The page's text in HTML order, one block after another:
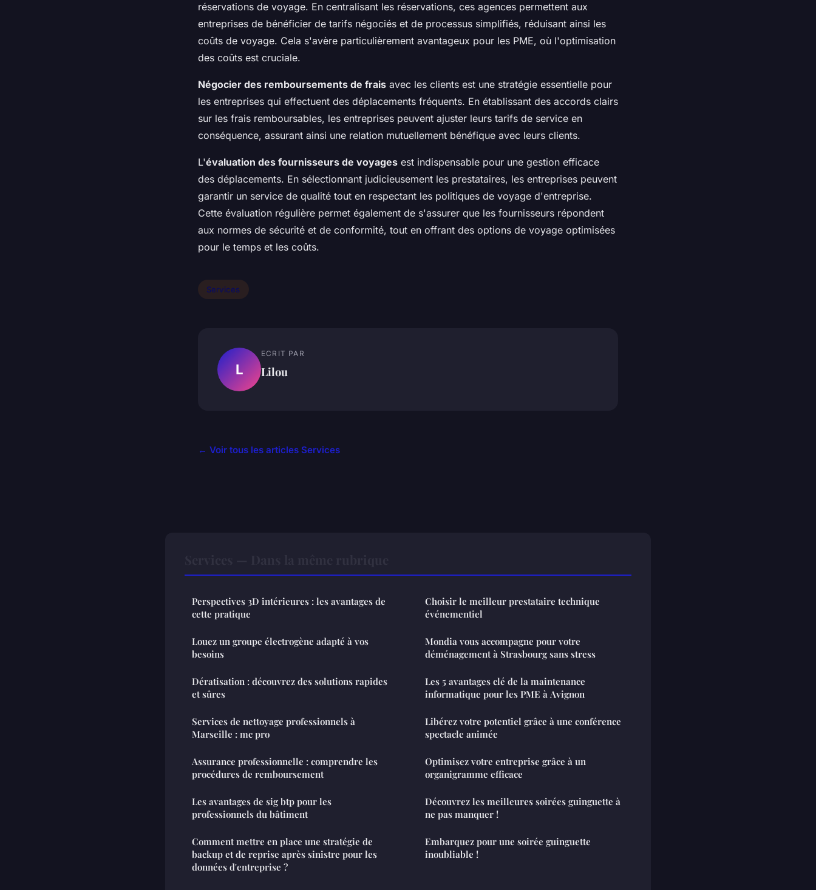
réservations de voyage. En centralisant les réservations, ces agences permettent aux
entreprises de bénéficier de tarifs négociés et de processus simplifiés, réduisant ainsi les
coûts de voyage. Cela s'avère particulièrement avantageux pour les PME, où l'optimisation
des coûts est cruciale.
Négocier des remboursements de frais avec les clients est une stratégie essentielle pour
les entreprises qui effectuent des déplacements fréquents. En établissant des accords clairs
sur les frais remboursables, les entreprises peuvent ajuster leurs tarifs de service en
conséquence, assurant ainsi une relation mutuellement bénéfique avec leurs clients.
L'évaluation des fournisseurs de voyages est indispensable pour une gestion efficace
des déplacements. En sélectionnant judicieusement les prestataires, les entreprises peuvent
garantir un service de qualité tout en respectant les politiques de voyage d'entreprise.
Cette évaluation régulière permet également de s'assurer que les fournisseurs répondent
aux normes de sécurité et de conformité, tout en offrant des options de voyage optimisées
pour le temps et les coûts.
Services
L
ECRIT PAR
Lilou
← Voir tous les articles Services
Perspectives 3D intérieures : les avantages de
cette pratique
Louez un groupe électrogène adapté à vos
besoins
Dératisation : découvrez des solutions rapides
et sûres
Services de nettoyage professionnels à
Marseille : mc pro
Assurance professionnelle : comprendre les
procédures de remboursement
Les avantages de sig btp pour les
professionnels du bâtiment
Comment mettre en place une stratégie de
backup et de reprise après sinistre pour les
données d'entreprise ?
Choisir le meilleur prestataire technique
événementiel
Mondia vous accompagne pour votre
déménagement à Strasbourg sans stress
Les 5 avantages clé de la maintenance
informatique pour les PME à Avignon
Libérez votre potentiel grâce à une conférence
spectacle animée
Optimisez votre entreprise grâce à un
organigramme efficace
Découvrez les meilleures soirées guinguette à
ne pas manquer !
Embarquez pour une soirée guinguette
inoubliable !